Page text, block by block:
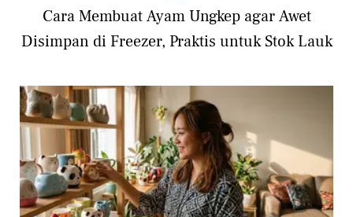
Cara Membuat Ayam Ungkep agar Awet
Disimpan di Freezer, Praktis untuk Stok Lauk